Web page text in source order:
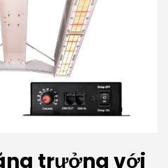
trưởng với